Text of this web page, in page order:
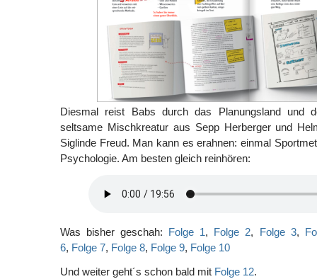
Diesmal reist Babs durch das Planungsland und
seltsame Mischkreatur aus Sepp Herberger und
Siglinde Freud. Man kann es erahnen: einmal
Psychologie. Am besten gleich reinhören:
Was bisher geschah: Folge 1, Folge 2, Folge 3,
6, Folge 7, Folge 8, Folge 9, Folge 10
Und weiter geht´s schon bald mit Folge 12.